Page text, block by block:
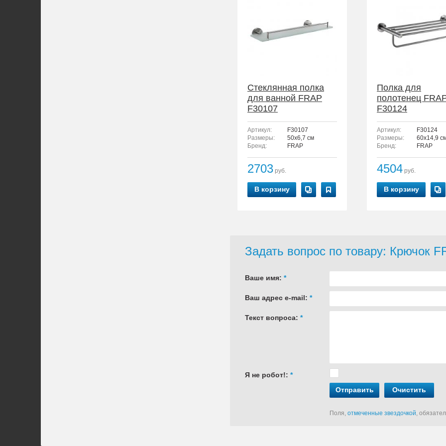
Стеклянная полка
для ванной FRAP
F30107
Артикул:
F30107
Размеры:
50x6,7 см
Бренд:
FRAP
2703 руб.
В корзину
Полка для
полотенец
F30124
Артикул:
F30124
Размеры:
60x14,9
Бренд:
FRAP
4504 руб.
В корзину
Задать вопрос по товару: Крючок
Ваше имя: *
Ваш адрес e-mail: *
Текст вопроса: *
Я не робот!: *
Отправить
Очистить
Поля, отмеченные звездочкой,